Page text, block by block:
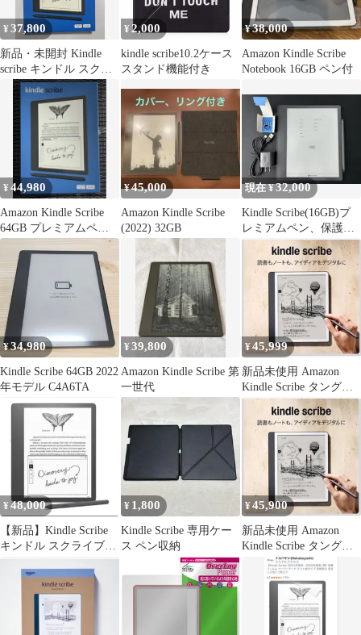
¥37,800
新品・未開封 Kindle
scribe キンドル スクラ
イブ 16GB 本体 プレ
ミアムペン付き
¥ 2,000
kindle scribe10.2ケース
スタンド機能付き
¥38,000
Amazon Kindle Scribe
Notebook 16GB ペン付
¥44,980
Amazon Kindle Scribe
64GB プレミアムペン
付 ＋おまけ
¥45,000
Amazon Kindle Scribe
(2022) 32GB
現在 ¥32,000
Kindle Scribe(16GB)プ
レミアムペン、保護シ
ート、ケース付き
¥34,980
Kindle Scribe 64GB 2022
年モデル C4A6TA
¥39,800
Amazon Kindle Scribe 第
一世代
¥45,999
新品未使用 Amazon
Kindle Scribe タングス
テン 64GB
¥ 48,000
【新品】Kindle Scribe
キンドル スクライブ
32GB
¥ 1,800
Kindle Scribe 専用ケー
ス ペン収納
¥45,900
新品未使用 Amazon
Kindle Scribe タングス
テン 64GB